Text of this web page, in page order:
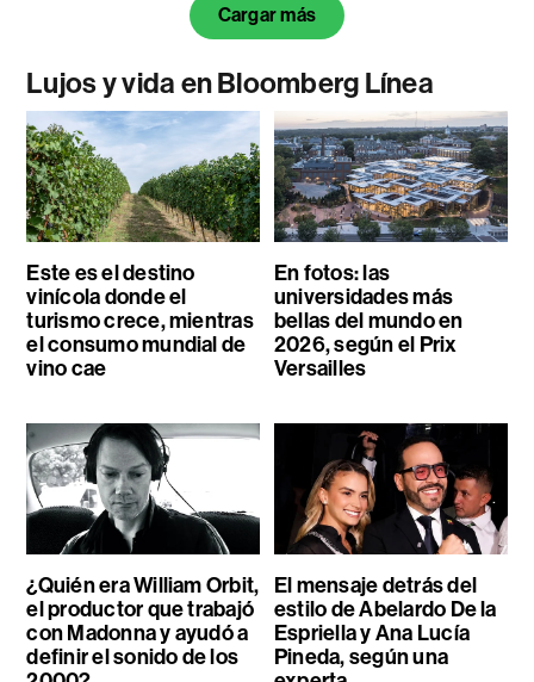
Cargar más
Lujos y vida en Bloomberg Línea
Este es el destino
vinícola donde el
turismo crece, mientras
el consumo mundial de
vino cae
En fotos: las
universidades más
bellas del mundo en
2026, según el Prix
Versailles
¿Quién era William Orbit,
el productor que trabajó
con Madonna y ayudó a
definir el sonido de los
El mensaje detrás del
estilo de Abelardo De la
Espriella y Ana Lucía
Pineda, según una